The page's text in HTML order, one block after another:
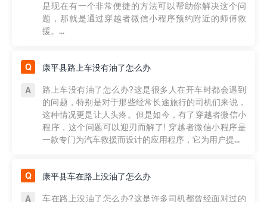
是现在有一个非常便捷的方法可以帮助你解决这个问
题，那就是通过穿越者微信小程序预约附近的师傅救
援。...
康平县路上车没有油了怎么办
路上车没有油了怎么办?这是很多人在开车时都会遇到
的问题，特别是对于那些经常长途旅行的司机们来说，
这种情况更是让人头疼。但是如今，有了穿越者微信小
程序，这个问题可以迎刃而解了! 穿越者微信小程序是
一款专门为汽车救援而设计的应用程序，它为用户提...
康平县车在路上没油了怎么办
车在路上没油了怎么办?这是许多司机都曾经面对过的